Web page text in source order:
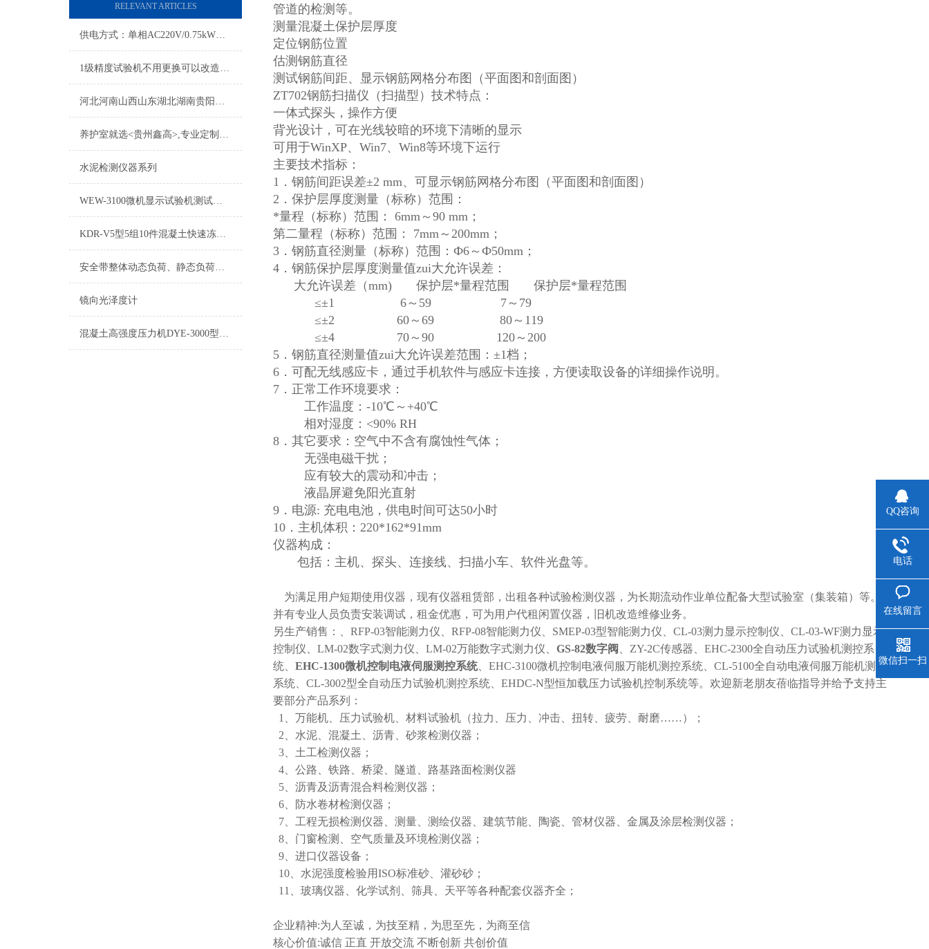
RELEVANT ARTICLES
供电方式：单相AC220V/0.75kW电液伺服微机控制压力试验机
1级精度试验机不用更换可以改造成精度0.5级国家标准
河北河南山西山东湖北湖南贵阳供应求购RFP-03智能测力仪
养护室就选<贵州鑫高>,专业定制试验仪器
水泥检测仪器系列
WEW-3100微机显示试验机测试系统厂家
KDR-V5型5组10件混凝土快速冻融试验机试验规程
安全带整体动态负荷、静态负荷测试仪详细参数
镜向光泽度计
混凝土高强度压力机DYE-3000型混凝土压力试验机
管道的检测等。
测量混凝土保护层厚度
定位钢筋位置
估测钢筋直径
测试钢筋间距、显示钢筋网格分布图（平面图和剖面图）
ZT702钢筋扫描仪（扫描型）技术特点：
一体式探头，操作方便
背光设计，可在光线较暗的环境下清晰的显示
可用于WinXP、Win7、Win8等环境下运行
主要技术指标：
1．钢筋间距误差±2 mm、可显示钢筋网格分布图（平面图和剖面图）
2．保护层厚度测量（标称）范围：
*量程（标称）范围： 6mm～90 mm；
第二量程（标称）范围： 7mm～200mm；
3．钢筋直径测量（标称）范围：Ф6～Ф50mm；
4．钢筋保护层厚度测量值zui大允许误差：
大允许误差（mm) 保护层*量程范围 保护层*量程范围
≤±1 6～59 7～79
≤±2 60～69 80～119
≤±4 70～90 120～200
5．钢筋直径测量值zui大允许误差范围：±1档；
6．可配无线感应卡，通过手机软件与感应卡连接，方便读取设备的详细操作说明。
7．正常工作环境要求：
工作温度：-10℃～+40℃
相对湿度：<90% RH
8．其它要求：空气中不含有腐蚀性气体；
无强电磁干扰；
应有较大的震动和冲击；
液晶屏避免阳光直射
9．电源: 充电电池，供电时间可达50小时
10．主机体积：220*162*91mm
仪器构成：
包括：主机、探头、连接线、扫描小车、软件光盘等。
为满足用户短期使用仪器，现有仪器租赁部，出租各种试验检测仪器，为长期流动作业单位配备大型试验室（集装箱）等。
并有专业人员负责安装调试，租金优惠，可为用户代租闲置仪器，旧机改造维修业务。
另生产销售：
、RFP-03智能测力仪、RFP-08智能测力仪、SMEP-03型智能测力仪、CL-03测力显示控制仪、CL-03-WF测力显示
控制仪、LM-02数字式测力仪、LM-02万能数字式测力仪、 GS-82数字阀
、ZY-2C传感器、EHC-2300全自动压力试验机测控系
统、 EHC-1300微机控制电液伺服测控系统、EHC-3100微机控制电液伺服万能机测控系统、CL-5100全自动电液伺服万能机测控
系统、CL-3002型全自动压力试验机测控系统、EHDC-N型恒加载压力试验机控制系统等。欢迎新老朋友蓓临指导并给予支持主
要部分产品系列：
1、万能机、压力试验机、材料试验机（拉力、压力、冲击、扭转、疲劳、耐磨……）；
2、水泥、混凝土、沥青、砂浆检测仪器；
3、土工检测仪器；
4、公路、铁路、桥梁、隧道、路基路面检测仪器
5、沥青及沥青混合料检测仪器；
6、防水卷材检测仪器；
7、工程无损检测仪器、测量、测绘仪器、建筑节能、陶瓷、管材仪器、金属及涂层检测仪器；
8、门窗检测、空气质量及环境检测仪器；
9、进口仪器设备；
10、水泥强度检验用ISO标准砂、灌砂砂；
11、玻璃仪器、化学试剂、筛具、天平等各种配套仪器齐全；
企业精神:为人至诚，为技至精，为思至先，为商至信
核心价值:诚信 正直 开放交流 不断创新 共创价值
QQ咨询
电话
在线留言
微信扫一扫